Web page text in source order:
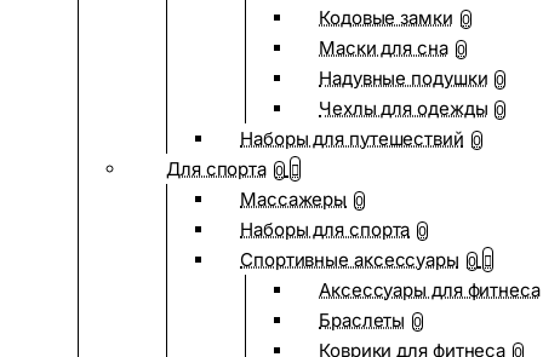
Кодовые замки 0
Маски для сна 0
Надувные подушки 0
Чехлы для одежды 0
Наборы для путешествий 0
Для спорта 0
Массажеры 0
Наборы для спорта 0
Спортивные аксессуары 0
Аксессуары для фитнеса
Браслеты 0
Коврики для фитнеса 0